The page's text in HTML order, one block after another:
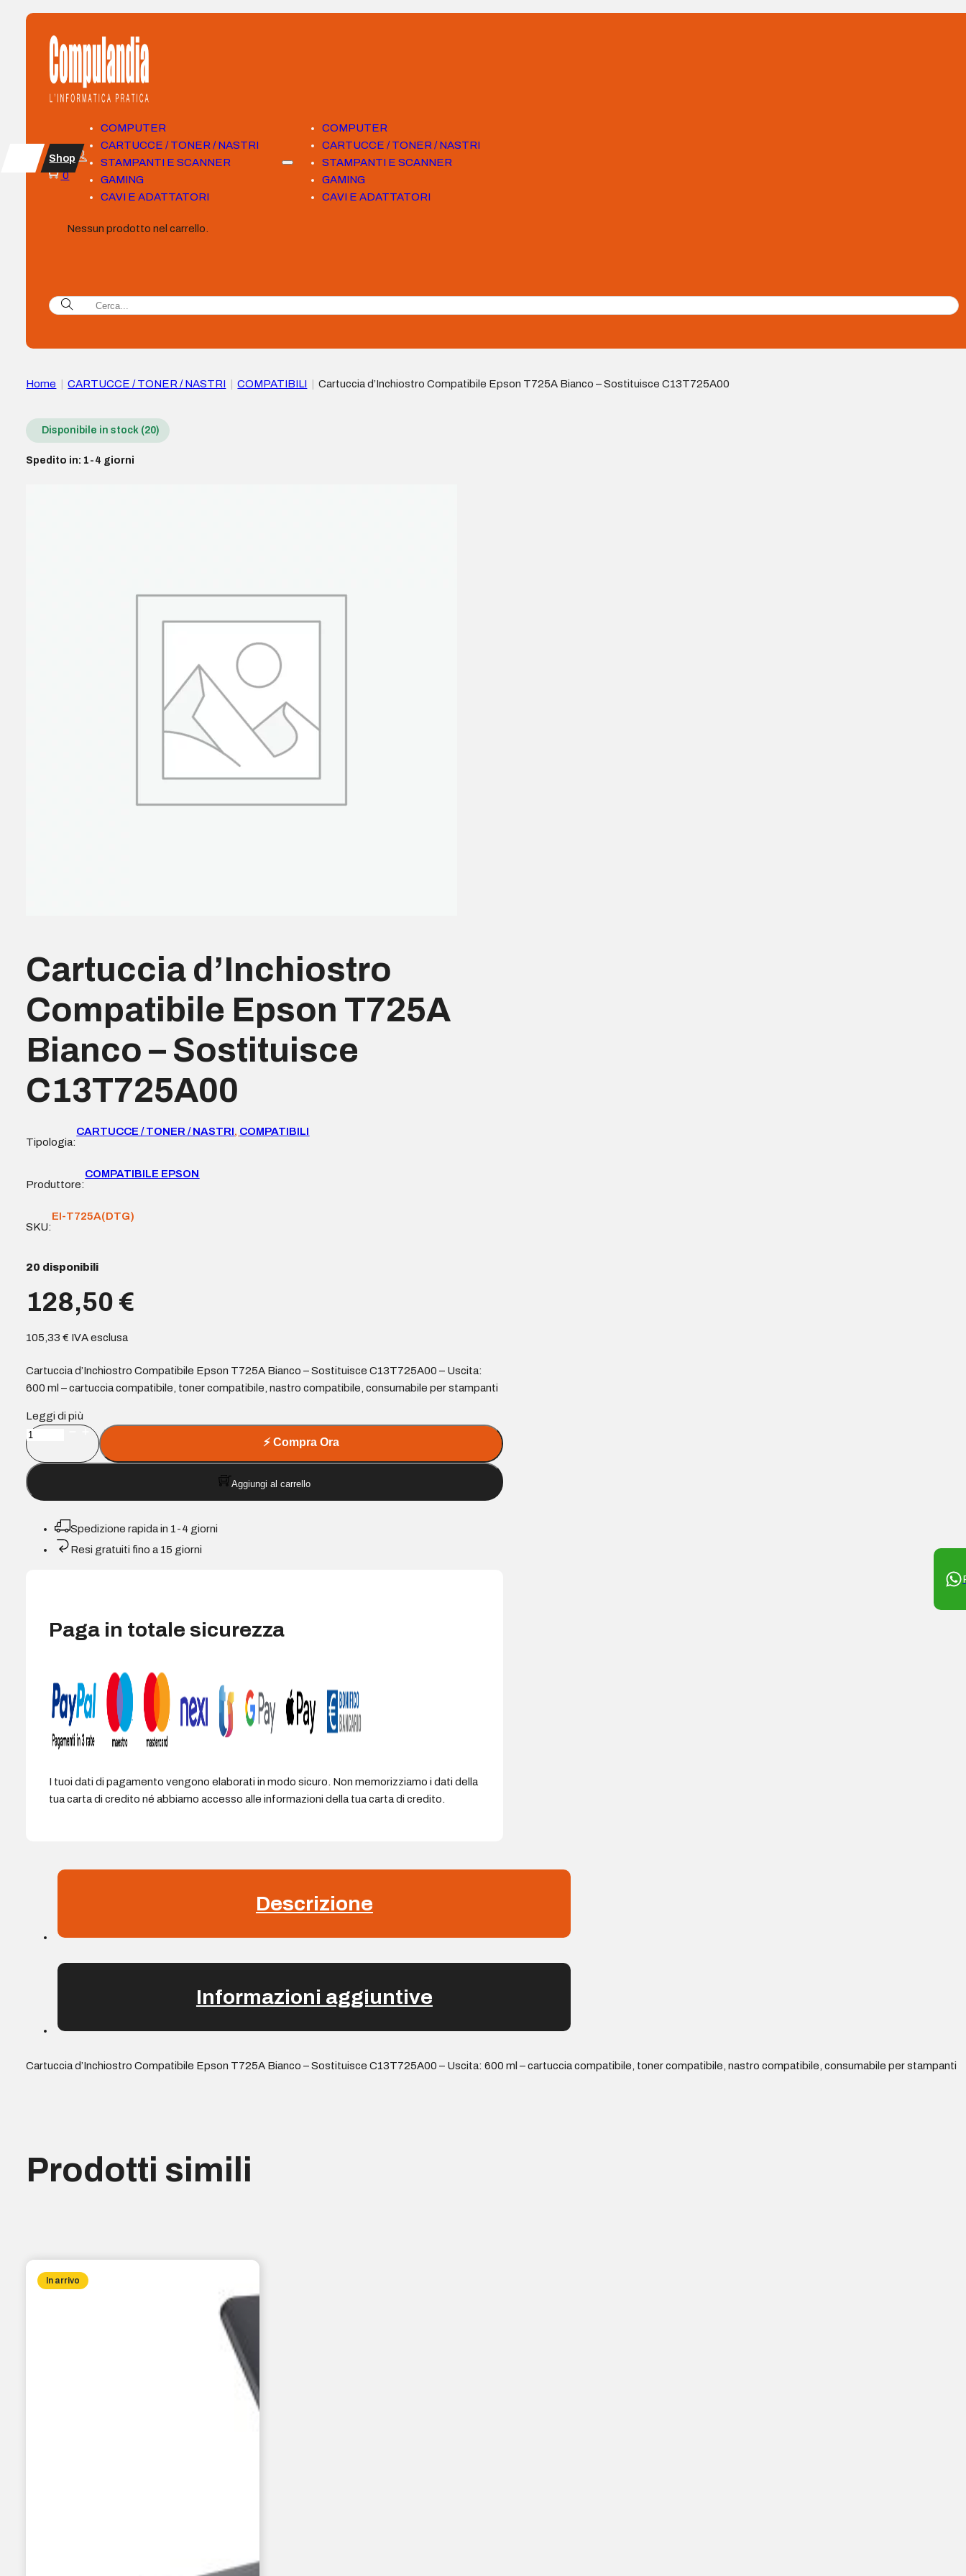
COMPUTER
CARTUCCE / TONER / NASTRI
STAMPANTI E SCANNER
GAMING
CAVI E ADATTATORI
COMPUTER
CARTUCCE / TONER / NASTRI
STAMPANTI E SCANNER
GAMING
CAVI E ADATTATORI
Shop
0
Nessun prodotto nel carrello.
Home CARTUCCE / TONER / NASTRI COMPATIBILI Cartuccia d’Inchiostro Compatibile Epson T725A Bianco – Sostituisce C13T725A00
Disponibile in stock (20)
Spedito in: 1-4 giorni
Cartuccia d’Inchiostro
Compatibile Epson T725A
Bianco – Sostituisce
C13T725A00
Tipologia:
CARTUCCE / TONER / NASTRI, COMPATIBILI
Produttore:
COMPATIBILE EPSON
SKU:
EI-T725A(DTG)
20 disponibili
128,50 €
105,33€ IVA esclusa
Cartuccia d’Inchiostro Compatibile Epson T725A Bianco – Sostituisce C13T725A00 – Uscita:
600 ml – cartuccia compatibile, toner compatibile, nastro compatibile, consumabile per stampanti
Leggi di più
Cartuccia
d'Inchiostro
Compatibile
Epson
T725A
Bianco
Sostituisce
⚡Compra Ora
Aggiungi al carrello
Spedizione rapida in 1-4 giorni
Resi gratuiti fino a 15 giorni
Paga in totale sicurezza
I tuoi dati di pagamento vengono elaborati in modo sicuro. Non memorizziamo i dati della
tua carta di credito né abbiamo accesso alle informazioni della tua carta di credito.
Descrizione
Informazioni aggiuntive
Cartuccia d’Inchiostro Compatibile Epson T725A Bianco – Sostituisce C13T725A00 – Uscita: 600 ml – cartuccia compatibile, toner compatibile, nastro compatibile, consumabile per stampanti
Prodotti simili
In arrivo